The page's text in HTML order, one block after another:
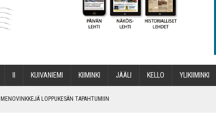
KUI­VA­NIE­MI KII­MIN­KI JÄÄ­LI KEL­LO YLI­KII­MIN­KI
MENO­VINK­KE­JÄ LOP­PU­KE­SÄN TAPAHTUMIIN